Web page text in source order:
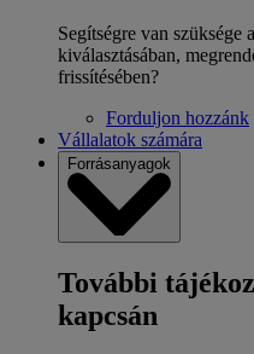
Segítségre van szüksége
kiválasztásában,
frissítésében?
Forduljon hozzánk
Vállalatok számára
Forrásanyagok
További
kapcsán